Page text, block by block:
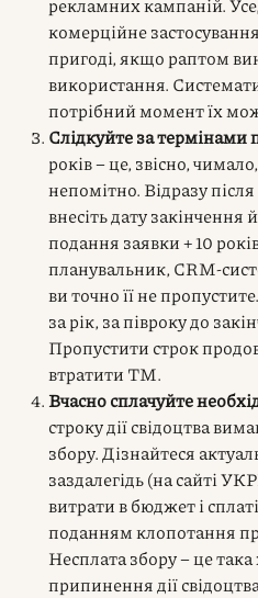
комерційне
пригоді, якщо раптом
використання.
потрібний момент їх
Слідкуйте за
років – це, звісно,
непомітно. Відразу
внесіть дату закінчення
подання заявки + 10
планувальник, CRM-
ви точно її не
за рік, за півроку до
Пропустити строк
втратити ТМ.
Вчасно сплачуйте
строку дії свідоцтва
збору. Дізнайтеся
заздалегідь (на сайті
витрати в бюджет і
поданням клопотання
Несплата збору – це така
припинення дії